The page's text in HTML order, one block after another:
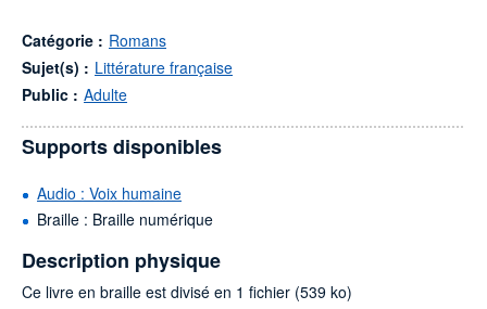
Catégorie : Romans
Sujet(s) : Littérature française
Public : Adulte
Supports disponibles
Audio : Voix humaine
Braille : Braille numérique
Description physique
Ce livre en braille est divisé en 1 fichier (539 ko)